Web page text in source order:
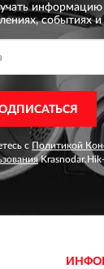
информацию
событиях
с Политикой